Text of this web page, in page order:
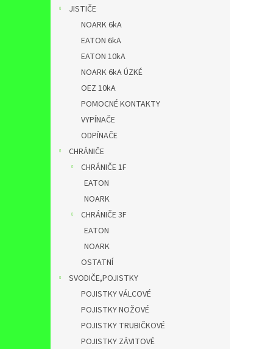
JISTIČE
NOARK 6kA
EATON 6kA
EATON 10kA
NOARK 6kA ÚZKÉ
OEZ 10kA
POMOCNÉ KONTAKTY
VYPÍNAČE
ODPÍNAČE
CHRÁNIČE
CHRÁNIČE 1F
EATON
NOARK
CHRÁNIČE 3F
EATON
NOARK
OSTATNÍ
SVODIČE,POJISTKY
POJISTKY VÁLCOVÉ
POJISTKY NOŽOVÉ
POJISTKY TRUBIČKOVÉ
POJISTKY ZÁVITOVÉ